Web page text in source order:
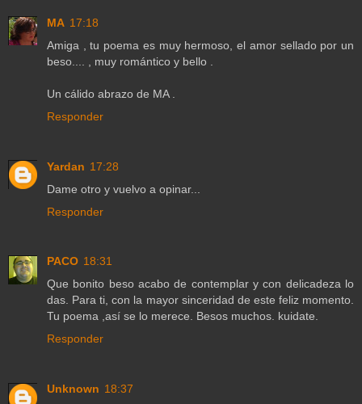
MA 17:18
Amiga , tu poema es muy hermoso, el amor sellado por un
beso.... , muy romántico y bello .
Un cálido abrazo de MA .
Responder
Yardan 17:28
Dame otro y vuelvo a opinar...
Responder
PACO 18:31
Que bonito beso acabo de contemplar y con delicadeza lo
das. Para ti, con la mayor sinceridad de este feliz momento.
Tu poema ,así se lo merece. Besos muchos. kuidate.
Responder
Unknown 18:37